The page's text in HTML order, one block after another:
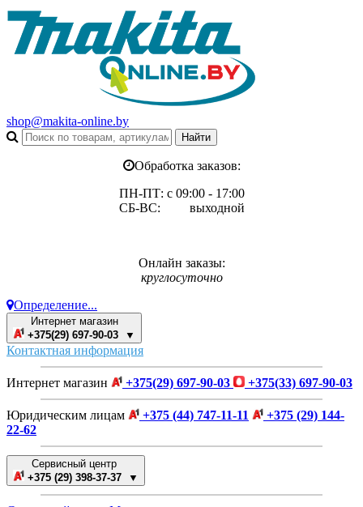
shop@makita-online.by
Обработка заказов:
ПН-ПТ: с 09:00 - 17:00
СБ-ВС: выходной
Онлайн заказы:
круглосуточно
Определение...
Интернет магазин
+375(29) 697-90-03 ▼
Контактная информация
Интернет магазин +375(29) 697-90-03 +375(33) 697-90-03
Юридическим лицам +375 (44) 747-11-11
+375 (29) 144-
22-62
Сервисный центр
+375 (29) 398-37-37 ▼